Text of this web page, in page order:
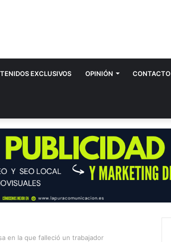
EXCLUSIVOS OPINIÓN CONTACTO
en la que falleció un trabajador